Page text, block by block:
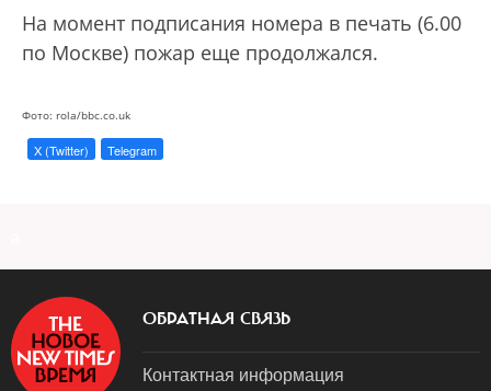
На момент подписания номера в печать (6.00
по Москве) пожар еще продолжался.
Фото: rola/bbc.co.uk
X (Twitter) Telegram
ОБРАТНАЯ СВЯЗЬ
Контактная информация